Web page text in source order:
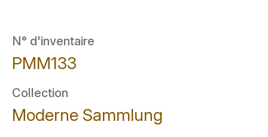
N° d'inventaire
PMM133
Collection
Moderne Sammlung